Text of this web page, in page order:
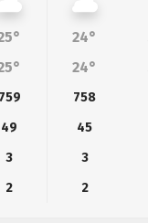
24°
24°
759 758
49 45
3 3
2 2